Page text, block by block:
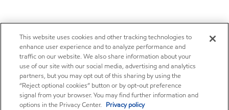
This website uses cookies and other tracking technologies to
enhance user experience and to analyze performance and
traffic on our website. We also share information about your
use of our site with our social media, advertising and analytics
partners, but you may opt out of this sharing by using the
“Reject optional cookies” button or by opt-out preference
signal from your browser. You may find further information and
options in the Privacy Center. Privacy policy